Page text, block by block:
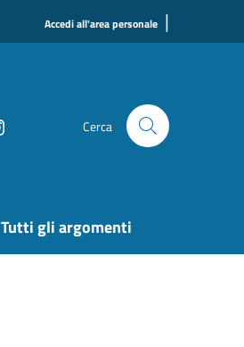
Accedi all'area personale |
Cerca
Tutti gli argomenti